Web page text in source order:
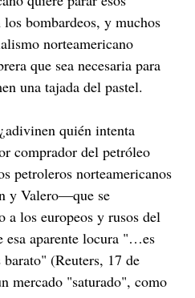
bombardeos, y muchos
norteamericano
que sea necesaria para
una tajada del pastel.
quién intenta
comprador del petróleo
petroleros norteamericanos
y Valero—que se
a los europeos y rusos del
esa aparente locura "…es
(Reuters, 17 de
mercado "saturado", como